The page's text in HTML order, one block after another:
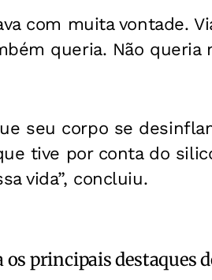
com muita vontade.
queria. Não queria
seu corpo se
tive por conta do
vida”, concluiu.
os principais destaques